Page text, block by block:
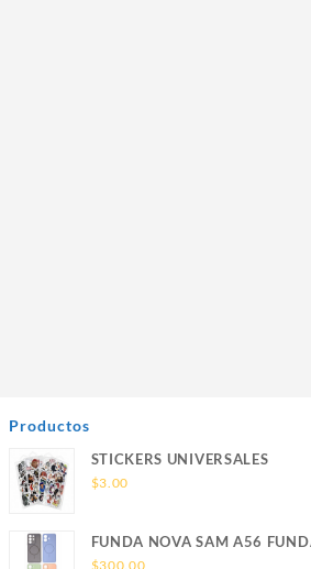
Productos
STICKERS UNIVERSALES
$3.00
FUNDA NOVA SAM A56
SILICONA SIN SOPORTE
$300.00